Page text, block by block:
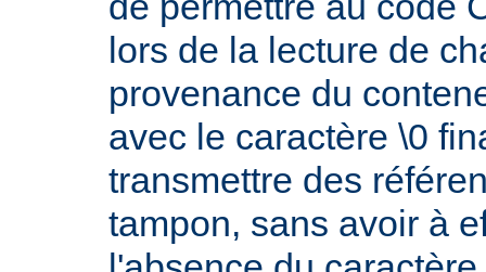
lors de la lecture de
provenance du
avec le caractère \0
transmettre des
tampon, sans avoir à